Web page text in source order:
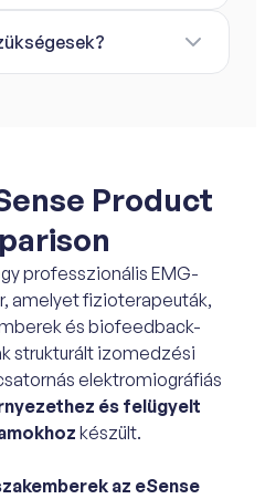
Product
professzionális EMG-
amelyet fizioterapeuták,
és biofeedback-
strukturált izomedzési
elektromiográfiás
és felügyelt
készült.
az eSense